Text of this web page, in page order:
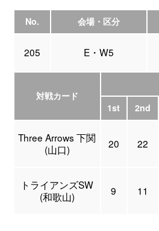
No. 会場・区分
205 E・W5
対戦カード
1st
2nd
Three Arrows 下関
(山口)
20 22
トライアンズSW
(和歌山)
9 11